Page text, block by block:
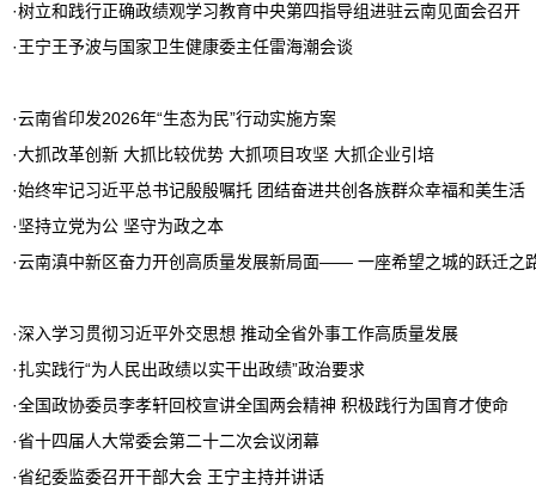
·树立和践行正确政绩观学习教育中央第四指导组进驻云南见面会召开
·王宁王予波与国家卫生健康委主任雷海潮会谈
·云南省印发2026年“生态为民”行动实施方案
·大抓改革创新 大抓比较优势 大抓项目攻坚 大抓企业引培
·始终牢记习近平总书记殷殷嘱托 团结奋进共创各族群众幸福和美生活
·坚持立党为公 坚守为政之本
·云南滇中新区奋力开创高质量发展新局面—— 一座希望之城的跃迁之
·深入学习贯彻习近平外交思想 推动全省外事工作高质量发展
·扎实践行“为人民出政绩以实干出政绩”政治要求
·全国政协委员李孝轩回校宣讲全国两会精神 积极践行为国育才使命
·省十四届人大常委会第二十二次会议闭幕
·省纪委监委召开干部大会 王宁主持并讲话